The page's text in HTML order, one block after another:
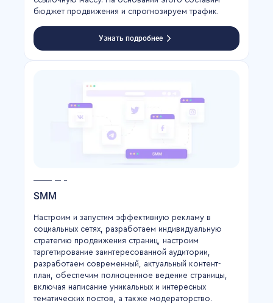
бюджет продвижения и спрогнозируем трафик.
Узнать подробнее
SMM
Настроим и запустим эффективную рекламу в
социальных сетях, разработаем индивидуальную
стратегию продвижения страниц, настроим
таргетирование заинтересованной аудитории,
разработаем современный, актуальный контент-
план, обеспечим полноценное ведение страницы,
включая написание уникальных и интересных
тематических постов, а также модераторство.